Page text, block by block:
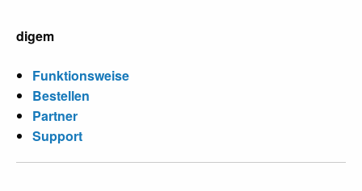
digem
Funktionsweise
Bestellen
Partner
Support